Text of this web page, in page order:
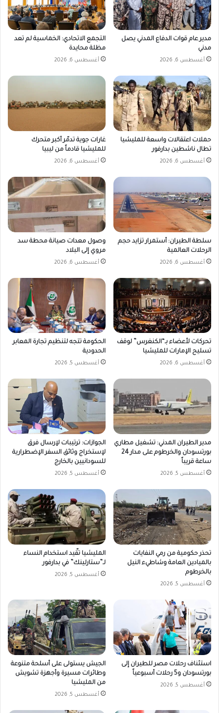
مدير عام قوات الدفاع المدني يصل
مدني
أغسطس 6, 2026
التجمع الاتحادي: الخماسية لم تعد
مظلة محايدة
أغسطس 6, 2026
حملات اعتقالات واسعة للمليشيا
تطال ناشطين بدارفور
أغسطس 6, 2026
غارات جوية تدمّر أكبر متحرك
للمليشيا قادماً من ليبيا
أغسطس 6, 2026
سلطة الطيران: أستمرار تزايد حجم
الرحلات العالمية
أغسطس 6, 2026
وصول معدات صيانة محطة سد
مروي إلى البلاد
أغسطس 6, 2026
تحركات لأعضاء بـ“الكنغرس” لوقف
تسليح الإمارات للمليشيا
أغسطس 6, 2026
الحكومة تتجه لتنظيم تجارة المعابر
الحدودية
أغسطس 5, 2026
مدير الطيران المدني: تشغيل مطاري
بورتسودان والخرطوم على مدار 24
ساعة قريباً
أغسطس 5, 2026
الجوازات: ترتيبات لإرسال فرق
لإستخراج وثائق السفر الإضطرارية
للسودانيين بالخارج
أغسطس 5, 2026
تحذر حكومية من رمي النفايات
بالميادين العامة وشاطيء النيل
بالخرطوم
أغسطس 5, 2026
المليشيا تقّيد استخدام النساء
لـ”ستارلينك” في بدارفور
أغسطس 5, 2026
استئناف رحلات مصر للطيران إلى
بورتسودان و5 رحلات أسبوعياً
أغسطس 5, 2026
الجيش يستولى على أسلحة متنوعة
وطائرات مسيرة وأجهزة تشويش
من المليشيا
أغسطس 5, 2026